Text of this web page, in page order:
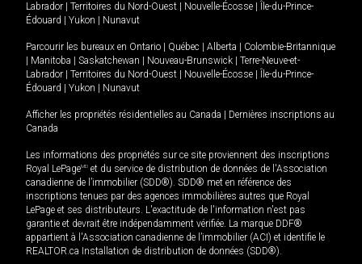
Labrador
Territoires du Nord-Ouest Nouvelle-Écosse
Île-du-Prince-
Édouard
Yukon Nunavut
Parcourir les bureaux en Ontario Québec Alberta
Colombie-Britannique
Manitoba Saskatchewan Nouveau-Brunswick
Terre-Neuve-et-
Labrador
Territoires du Nord-Ouest Nouvelle-Écosse
Île-du-Prince-
Édouard
Yukon Nunavut
Afficher les propriétés résidentielles au Canada
Dernières inscriptions au
Canada
Les informations des propriétés sur ce site proviennent des inscriptions
Royal LePageMD et du service de distribution de données de l'Association
canadienne de l’immobilier (SDD®). SDD® met en référence des
inscriptions tenues par des agences immobilières autres que Royal
LePage et ses distributeurs. L'exactitude de l'information n'est pas
garantie et devrait être indépendamment vérifiée. La marque DDF®
appartient à l'Association canadienne de l’immobilier (ACI) et identifie le
REALTOR.ca Installation de distribution de données (SDD®).